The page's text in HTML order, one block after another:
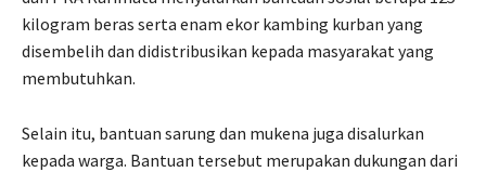
kilogram beras serta enam ekor kambing kurban yang
disembelih dan didistribusikan kepada masyarakat yang
membutuhkan.
Selain itu, bantuan sarung dan mukena juga disalurkan
kepada warga. Bantuan tersebut merupakan dukungan dari